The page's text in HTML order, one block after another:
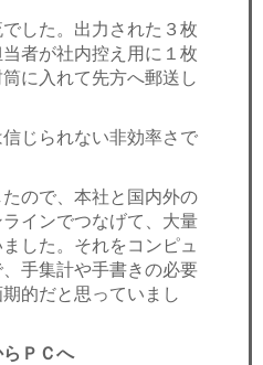
した。出力された３枚
者が社内控え用に１枚
に入れて先方へ郵送し
信じられない非効率さで
たので、本社と国内外の
インでつなげて、大量
した。それをコンピュ
手集計や手書きの必要
的だと思っていまし
ＰＣへ